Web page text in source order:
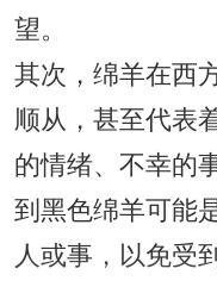
望。
其次，绵羊在西
顺从，甚至代表
的情绪、不幸的
到黑色绵羊可能
人或事，以免受